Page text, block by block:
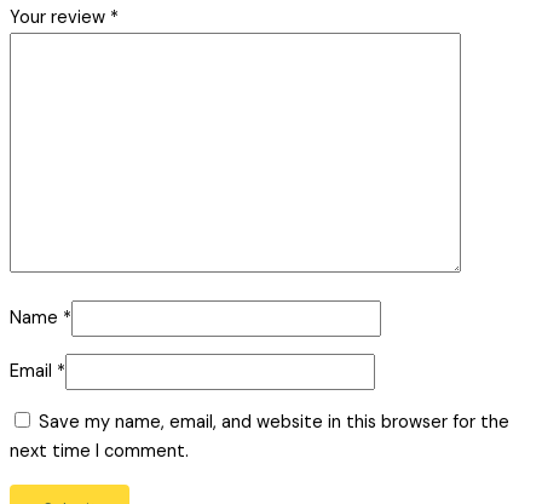
Your review *
Name *
Email *
Save my name, email, and website in this browser for the
next time I comment.